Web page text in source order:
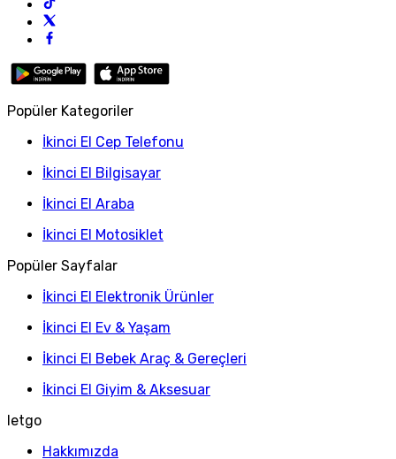
Popüler Kategoriler
İkinci El Cep Telefonu
İkinci El Bilgisayar
İkinci El Araba
İkinci El Motosiklet
Popüler Sayfalar
İkinci El Elektronik Ürünler
İkinci El Ev & Yaşam
İkinci El Bebek Araç & Gereçleri
İkinci El Giyim & Aksesuar
letgo
Hakkımızda